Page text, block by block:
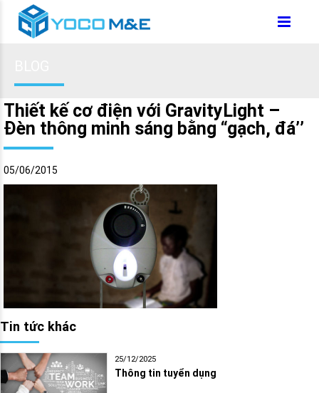
Thiết kế cơ điện với GravityLight –
Đèn thông minh sáng bằng “gạch, đá’’
05/06/2015
Tin tức khác
25/12/2025
Thông tin tuyển dụng